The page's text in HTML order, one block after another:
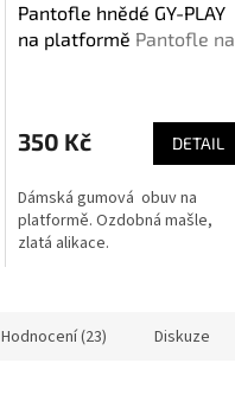
Pantofle hnědé GY-PLAY
na platformě Pantofle na
350 Kč DETAIL
Dámská gumová obuv na
platformě. Ozdobná mašle,
zlatá alikace.
Hodnocení (23) Diskuze